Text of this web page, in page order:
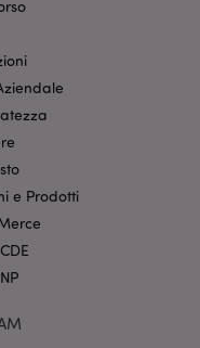
e Prodotti
le
accesso alla
Il sito
Provider